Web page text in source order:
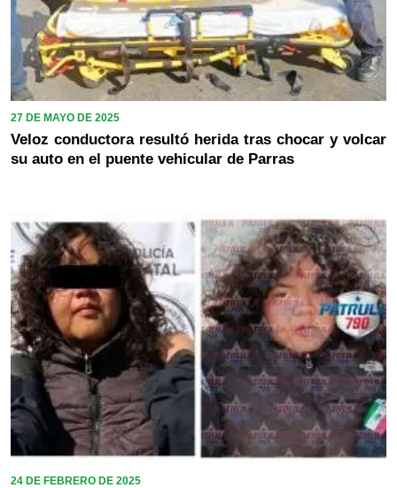
27 DE MAYO DE 2025
Veloz conductora resultó herida tras chocar y volcar
su auto en el puente vehicular de Parras
24 DE FEBRERO DE 2025